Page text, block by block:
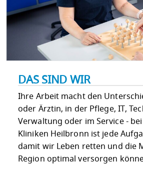
DAS SIND WIR
Ihre Arbeit macht den
oder Ärztin, in der Pflege, IT,
Verwaltung oder im Service - bei
Kliniken Heilbronn ist jede
damit wir Leben retten und die
Region optimal versorgen